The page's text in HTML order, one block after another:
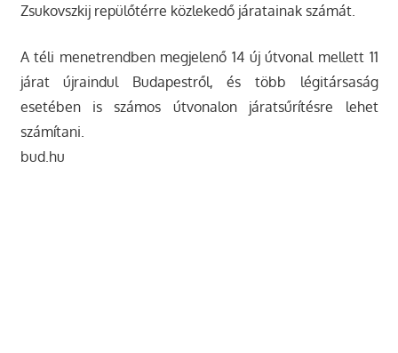
Zsukovszkij repülőtérre közlekedő járatainak számát.
A téli menetrendben megjelenő 14 új útvonal mellett 11
járat újraindul Budapestről, és több légitársaság
esetében is számos útvonalon járatsűrítésre lehet
számítani.
bud.hu